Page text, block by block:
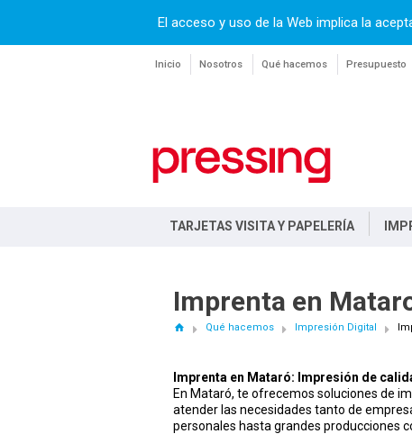
El acceso y uso de la Web implica la
Inicio Nosotros Qué hacemos Presupuesto
TARJETAS VISITA Y PAPELERÍA
Imprenta en
Qué hacemos Impresión Digital
Imprenta en Mataró: Impresión de
En Mataró, te ofrecemos soluciones de
atender las necesidades tanto de
personales hasta grandes producciones